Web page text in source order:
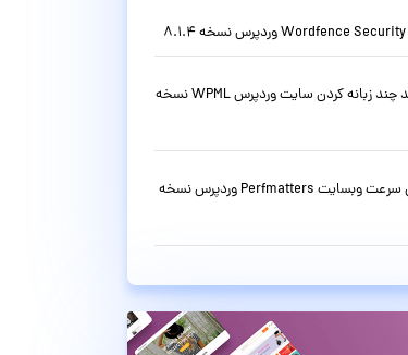
افزونه قدرتمند چند زبانه کردن سایت وردپرس WPML نسخه
افزونه افزایش سرعت وبسایت Perfmatters وردپرس نسخه